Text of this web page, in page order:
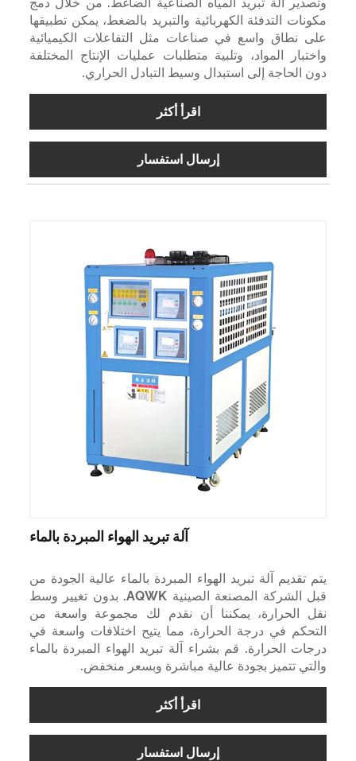
مكونات التدفئة الكهربائية والتبريد بالضغط، يمكن تطبيقها
على نطاق واسع في صناعات مثل التفاعلات الكيميائية
واختبار المواد، وتلبية متطلبات عمليات الإنتاج المختلفة
دون الحاجة إلى استبدال وسيط التبادل الحراري.
اقرأ أكثر
إرسال استفسار
آلة تبريد الهواء المبردة بالماء
يتم تقديم آلة تبريد الهواء المبردة بالماء عالية الجودة من
قبل الشركة المصنعة الصينية AQWK. بدون تغيير وسط
نقل الحرارة، يمكننا أن نقدم لك مجموعة واسعة من
التحكم في درجة الحرارة، مما يتيح اختلافات واسعة في
درجات الحرارة. قم بشراء آلة تبريد الهواء المبردة بالماء
والتي تتميز بجودة عالية مباشرة وبسعر منخفض.
اقرأ أكثر
إرسال استفسار